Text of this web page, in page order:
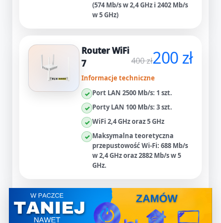
(574 Mb/s w 2,4 GHz i 2402 Mb/s
w 5 GHz)
Router WiFi
7
400 zł200 zł
Informacje techniczne
✓ Port LAN 2500 Mb/s: 1 szt.
✓ Porty LAN 100 Mb/s: 3 szt.
✓ WiFi 2,4 GHz oraz 5 GHz
✓ Maksymalna teoretyczna
przepustowość Wi‑Fi: 688 Mb/s
w 2,4 GHz oraz 2882 Mb/s w 5
GHz.